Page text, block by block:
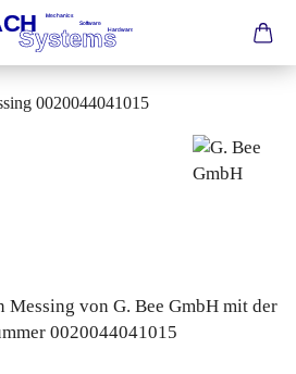
0020044041015